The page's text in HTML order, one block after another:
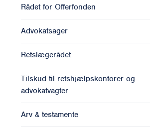
Rådet for Offerfonden
Advokatsager
Retslægerådet
Tilskud til retshjælpskontorer og
advokatvagter
Arv & testamente